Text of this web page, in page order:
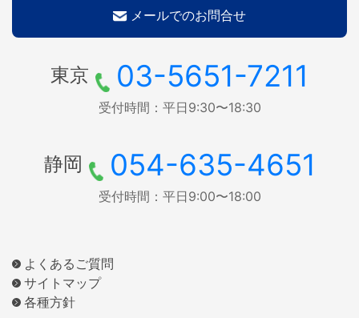
メールでのお問合せ
東京 03-5651-7211
受付時間：平日9:30〜18:30
静岡 054-635-4651
受付時間：平日9:00〜18:00
よくあるご質問
サイトマップ
各種方針